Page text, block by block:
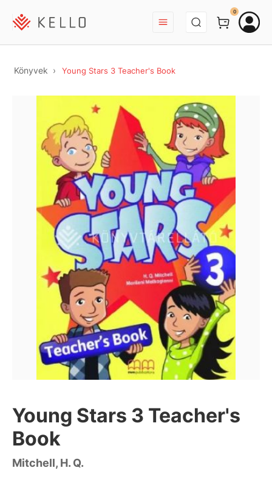
BEJELENTKEZÉS
0
Könyvek Young Stars 3 Teacher's Book
Young Stars 3 Teacher's
Book
Mitchell, H. Q.